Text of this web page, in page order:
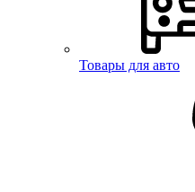
Товары для авто